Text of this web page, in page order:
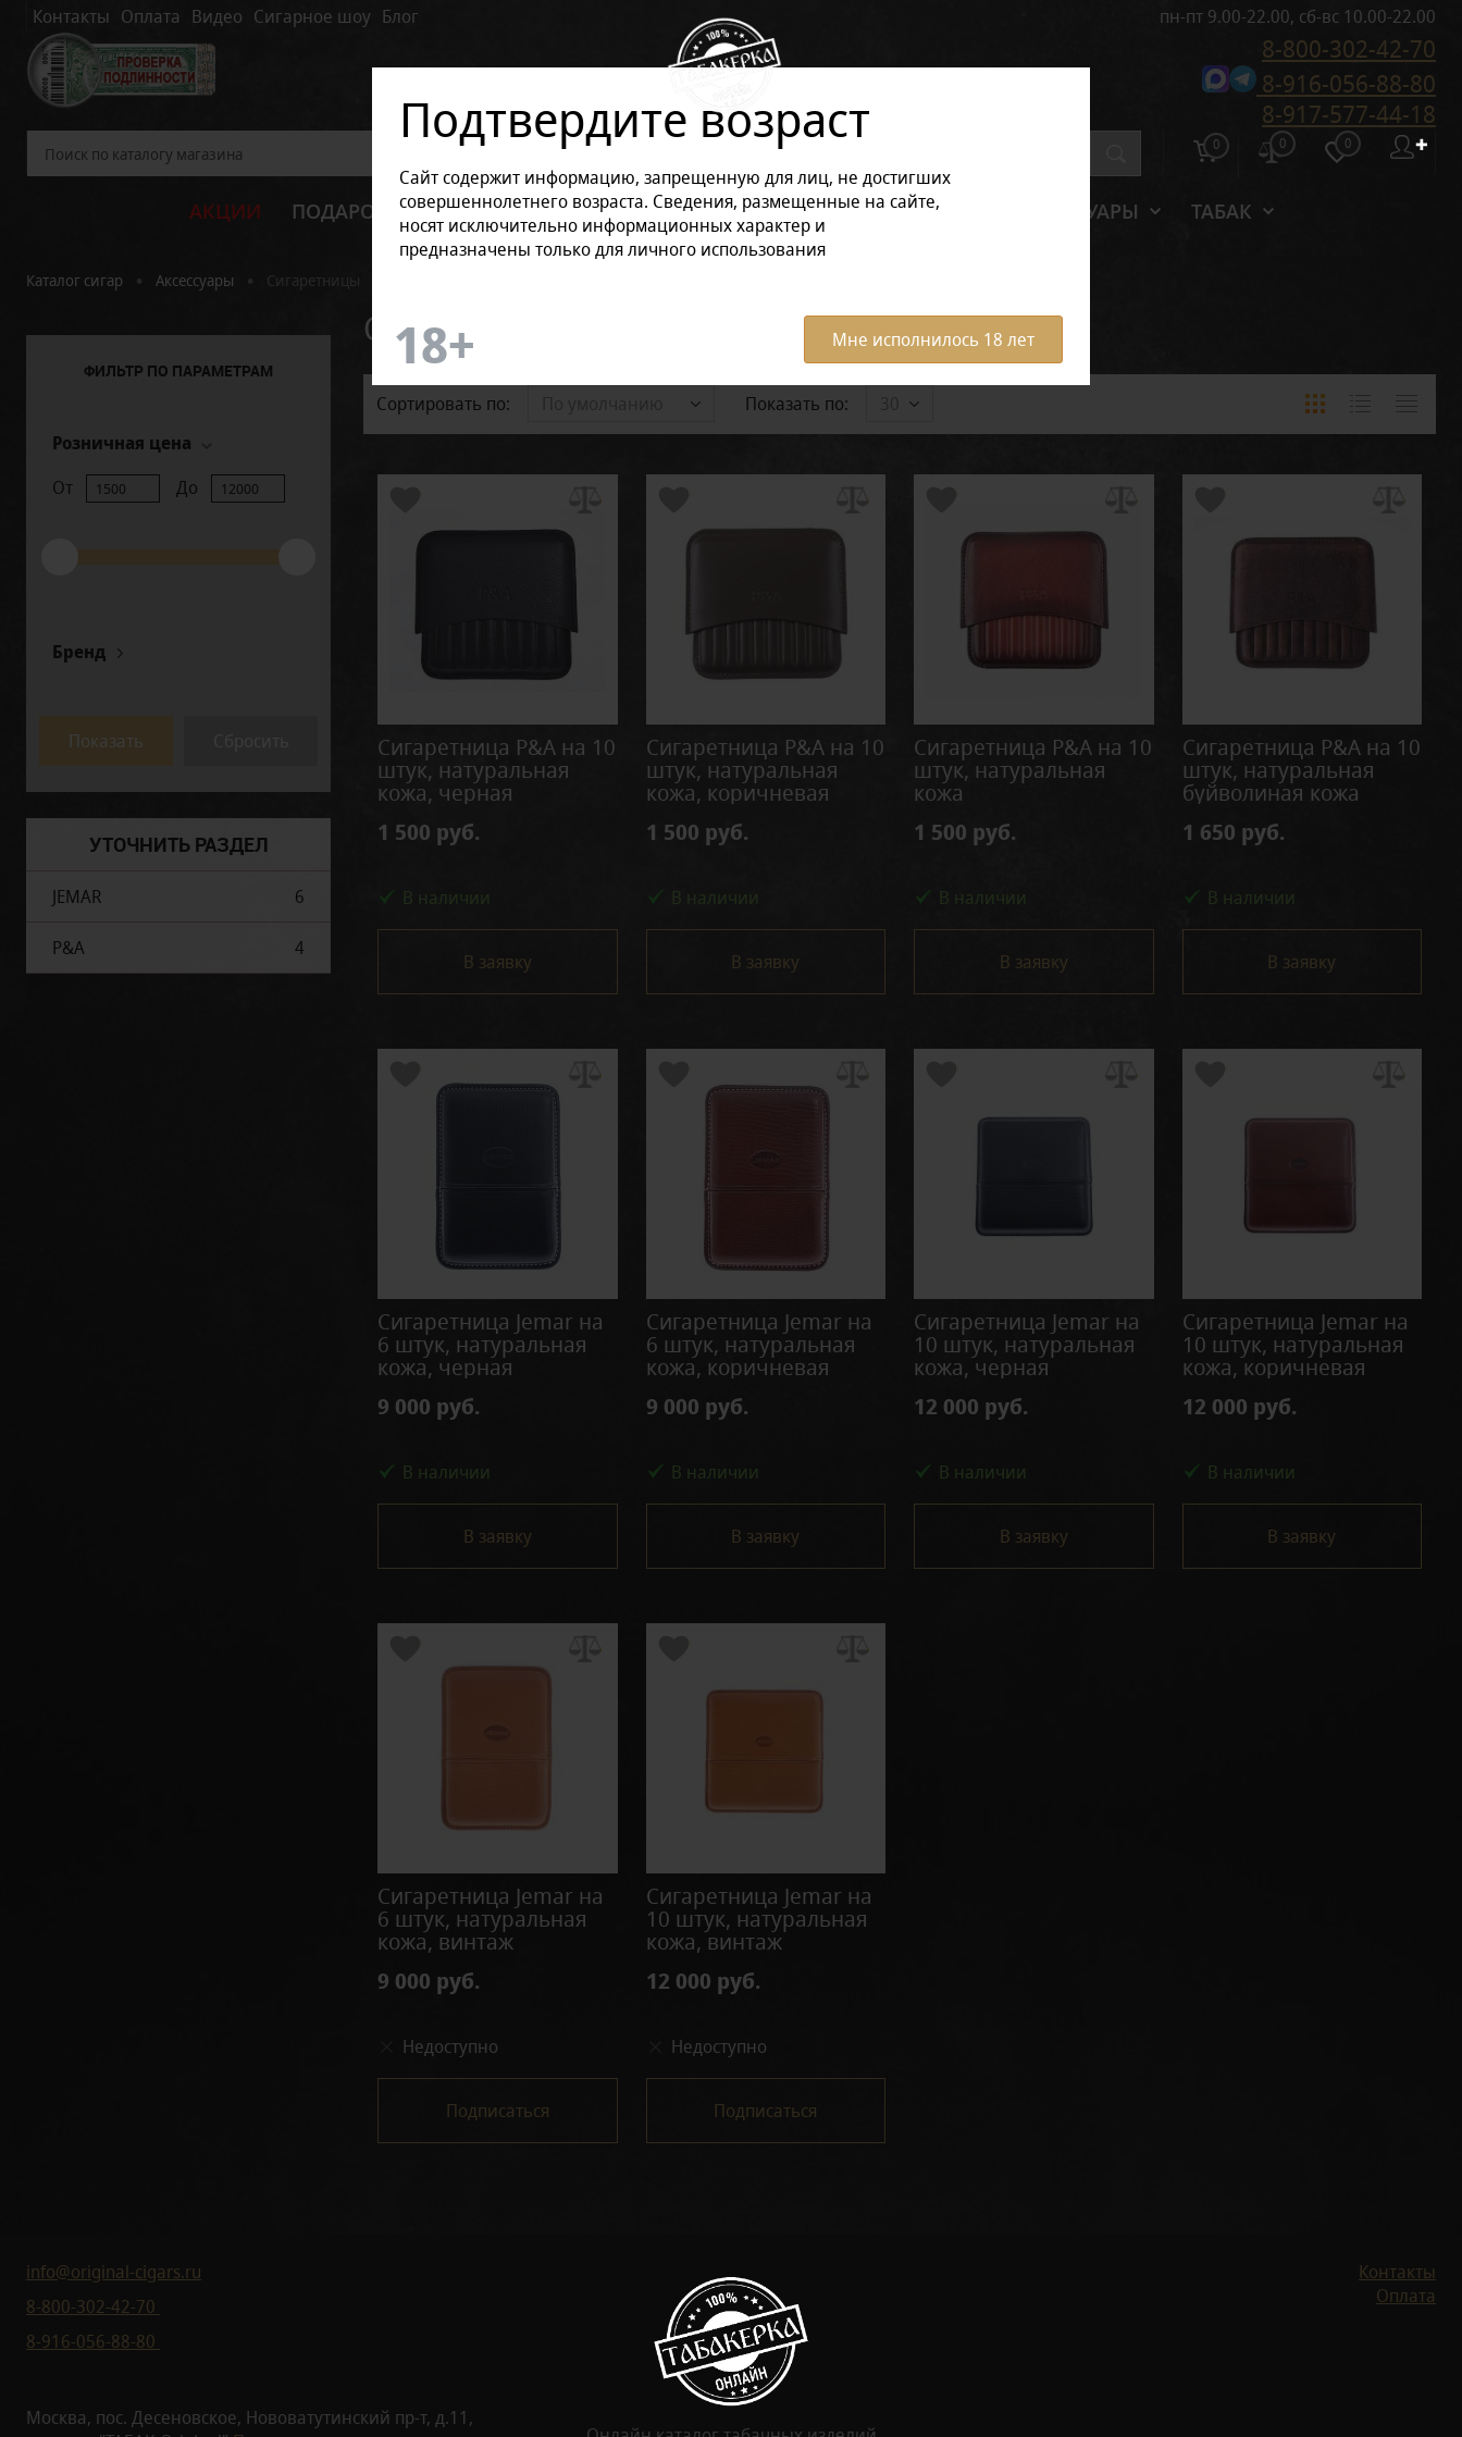
Контакты Оплата Видео Сигарное шоу Блог пн-пт 9.00-22.00, сб-вс 10.00-22.00
8-800-302-42-70
8-916-056-88-80
8-917-577-44-18
0 0 0 ✚
АКЦИИ ПОДАРОЧНЫЕ НАБОРЫ🎁 НОВИНКИ СИГАРЫ СИГАРИЛЛЫ АКСЕССУАРЫ ТАБАК
Каталог сигар Аксессуары Сигаретницы
ФИЛЬТР ПО ПАРАМЕТРАМ
Розничная цена
От
До
Бренд
Показать
УТОЧНИТЬ РАЗДЕЛ
JEMAR 6
P&A 4
Подтвердите возраст
Сайт содержит информацию, запрещенную для лиц, не достигших
совершеннолетнего возраста. Сведения, размещенные на сайте,
носят исключительно информационных характер и
предназначены только для личного использования
Мне исполнилось 18 лет
Сигаретницы
Сортировать по: Показать по:
Сигаретница P&A на 10
штук, натуральная
кожа, черная
1 500 руб.
В наличии
В заявку
Сигаретница P&A на 10
штук, натуральная
кожа, коричневая
1 500 руб.
В наличии
В заявку
Сигаретница P&A на 10
штук, натуральная
кожа
1 500 руб.
В наличии
В заявку
Сигаретница P&A на 10
штук, натуральная
буйволиная кожа
1 650 руб.
В наличии
В заявку
Сигаретница Jemar на
6 штук, натуральная
кожа, черная
9 000 руб.
В наличии
В заявку
Сигаретница Jemar на
6 штук, натуральная
кожа, коричневая
9 000 руб.
В наличии
В заявку
Сигаретница Jemar на
10 штук, натуральная
кожа, черная
12 000 руб.
В наличии
В заявку
Сигаретница Jemar на
10 штук, натуральная
кожа, коричневая
12 000 руб.
В наличии
В заявку
Сигаретница Jemar на
6 штук, натуральная
кожа, винтаж
9 000 руб.
Недоступно
Подписаться
Сигаретница Jemar на
10 штук, натуральная
кожа, винтаж
12 000 руб.
Недоступно
Подписаться
info@original-cigars.ru
8-800-302-42-70
8-916-056-88-80
Москва, пос. Десеновское, Нововатутинский пр-т, д.11,
Контакты
Оплата